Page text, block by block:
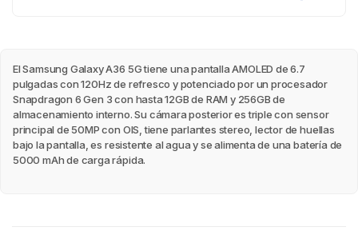
El Samsung Galaxy A36 5G tiene una pantalla AMOLED de 6.7
pulgadas con 120Hz de refresco y potenciado por un procesador
Snapdragon 6 Gen 3 con hasta 12GB de RAM y 256GB de
almacenamiento interno. Su cámara posterior es triple con sensor
principal de 50MP con OIS, tiene parlantes stereo, lector de huellas
bajo la pantalla, es resistente al agua y se alimenta de una batería de
5000 mAh de carga rápida.